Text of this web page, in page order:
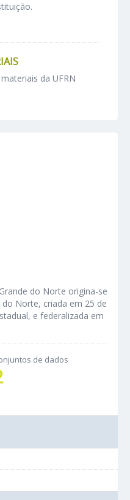
da UFRN
do Norte origina-se
do Norte, criada em 25 de
e federalizada em
de dados